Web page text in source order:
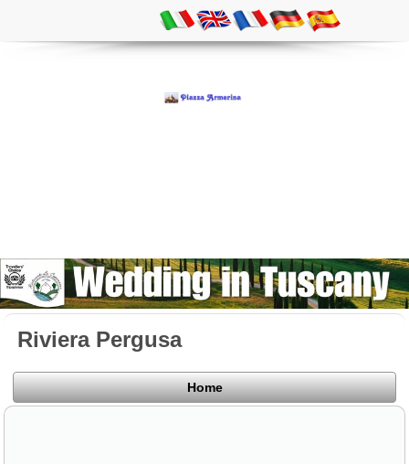
Riviera Pergusa
Home